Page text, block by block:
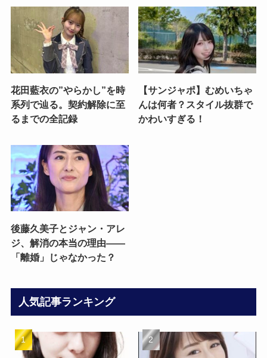
花田藍衣の”やらかし”を時
系列で辿る。契約解除に至
るまでの全記録
【サンジャポ】むめいちゃ
んは何者？スタイル抜群で
かわいすぎる！
後藤久美子とジャン・アレ
ジ、解消の本当の理由——
「離婚」じゃなかった？
人気記事ランキング